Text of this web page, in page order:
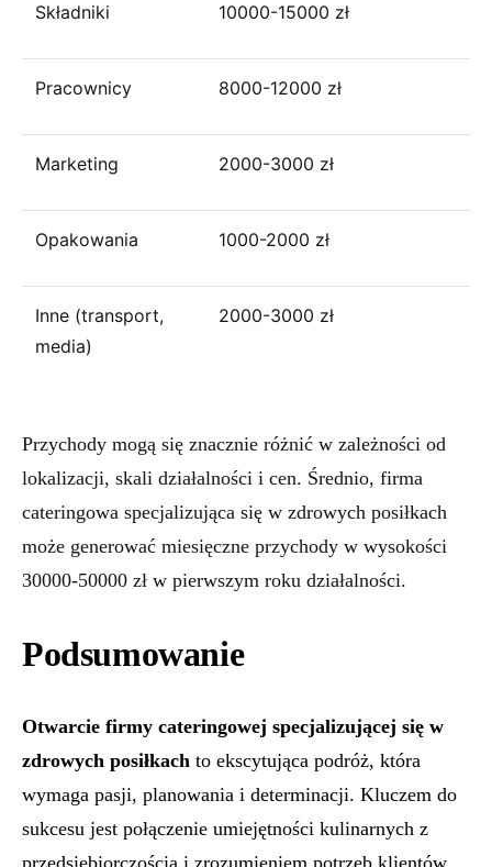
Składniki 10000-15000 zł
Pracownicy 8000-12000 zł
Marketing 2000-3000 zł
Opakowania 1000-2000 zł
Inne (transport,
media)
2000-3000 zł
Przychody mogą się znacznie różnić w zależności od
lokalizacji, skali działalności i cen. Średnio, firma
cateringowa specjalizująca się w zdrowych posiłkach
może generować miesięczne przychody w wysokości
30000-50000 zł w pierwszym roku działalności.
Podsumowanie
Otwarcie firmy cateringowej specjalizującej się w
zdrowych posiłkach to ekscytująca podróż, która
wymaga pasji, planowania i determinacji. Kluczem do
sukcesu jest połączenie umiejętności kulinarnych z
przedsiębiorczością i zrozumieniem potrzeb klientów.